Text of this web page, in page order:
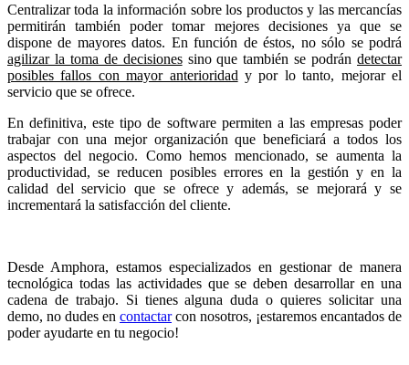
Centralizar toda la información sobre los productos y las mercancías
permitirán también poder tomar mejores decisiones ya que se
dispone de mayores datos. En función de éstos, no sólo se podrá
agilizar la toma de decisionessino que también se podrándetectar
posibles fallos con mayor anterioridad y por lo tanto, mejorar el
servicio que se ofrece.
En definitiva, este tipo de software permiten a las empresas poder
trabajar con una mejor organización que beneficiará a todos los
aspectos del negocio. Como hemos mencionado, se aumenta la
productividad, se reducen posibles errores en la gestión y en la
calidad del servicio que se ofrece y además, se mejorará y se
incrementará la satisfacción del cliente.
Desde Amphora, estamos especializados en gestionar de manera
tecnológica todas las actividades que se deben desarrollar en una
cadena de trabajo. Si tienes alguna duda o quieres solicitar una
demo, no dudes en contactarcon nosotros, ¡estaremos encantados de
poder ayudarte en tu negocio!